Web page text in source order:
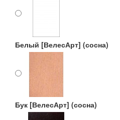
Белый [ВелесАрт] (сосна)
Бук [ВелесАрт] (сосна)